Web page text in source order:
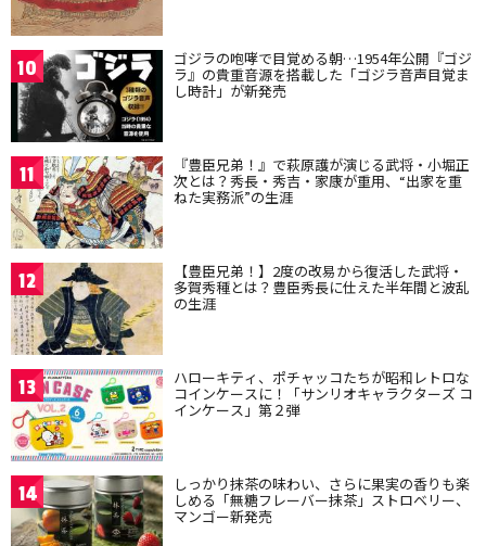
10 ゴジラの咆哮で目覚める朝…1954年公開『ゴジ
ラ』の貴重音源を搭載した「ゴジラ音声目覚ま
し時計」が新発売
11 『豊臣兄弟！』で萩原護が演じる武将・小堀正
次とは？秀長・秀吉・家康が重用、“出家を重
ねた実務派”の生涯
12 【豊臣兄弟！】2度の改易から復活した武将・
多賀秀種とは？豊臣秀長に仕えた半年間と波乱
の生涯
13 ハローキティ、ポチャッコたちが昭和レトロな
コインケースに！「サンリオキャラクターズ コ
インケース」第２弾
14 しっかり抹茶の味わい、さらに果実の香りも楽
しめる「無糖フレーバー抹茶」ストロベリー、
マンゴー新発売